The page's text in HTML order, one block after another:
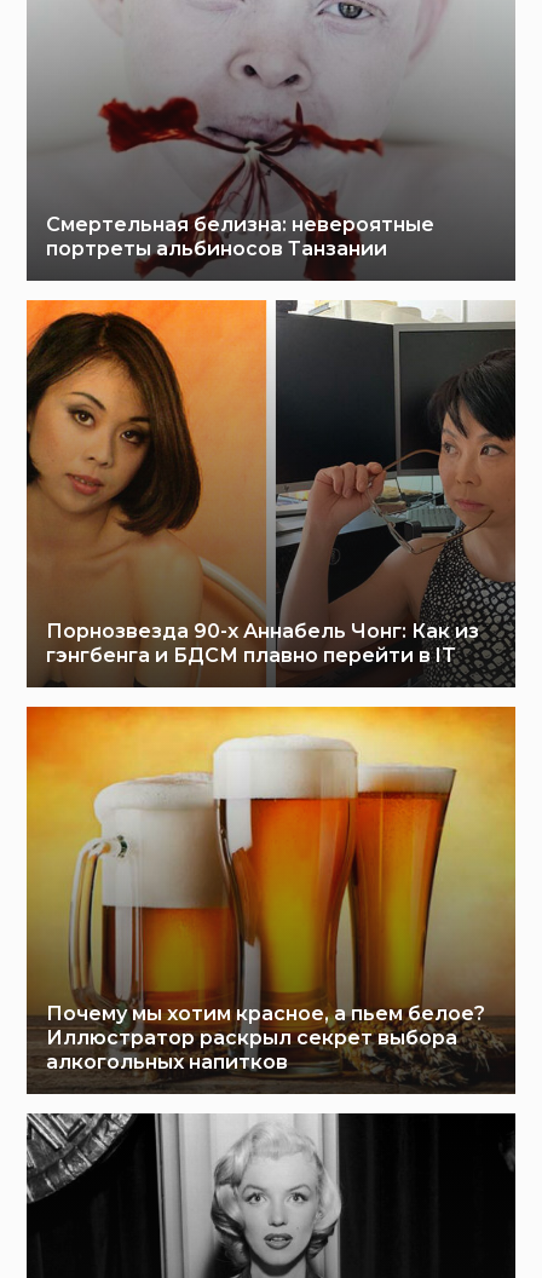
Смертельная белизна: невероятные
портреты альбиносов Танзании
Порнозвезда 90-х Аннабель Чонг: Как из
гэнгбенга и БДСМ плавно перейти в IT
Почему мы хотим красное, а пьем белое?
Иллюстратор раскрыл секрет выбора
алкогольных напитков